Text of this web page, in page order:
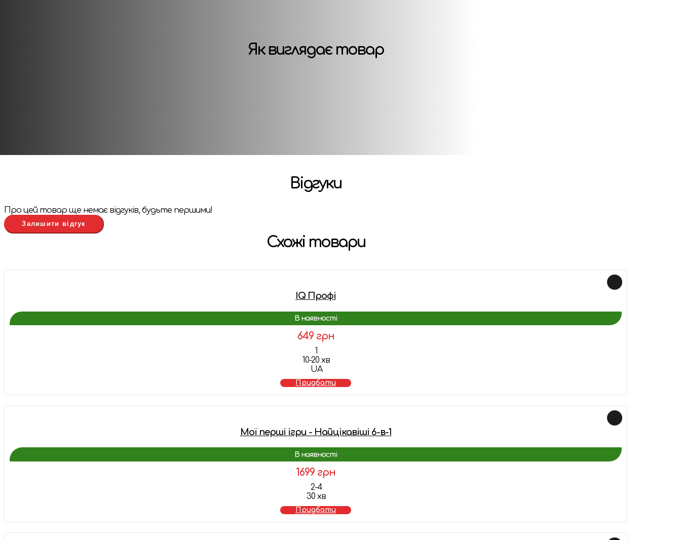
Як виглядає товар
Відгуки
Про цей товар ще немає відгуків, будьте першими!
Залишити відгук
Схожі товари
IQ Профі
В наявності
649 грн
1
10-20 хв
UA
Придбати
Мої перші ігри - Найцікавіші 6-в-1
В наявності
1699 грн
2-4
30 хв
Придбати